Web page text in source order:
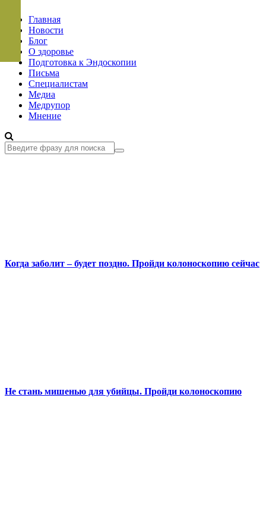
Главная
Новости
Блог
О здоровье
Подготовка к Эндоскопии
Письма
Специалистам
Медиа
Медрупор
Мнение
Когда заболит – будет поздно. Пройди колоноскопию сейчас
Не стань мишенью для убийцы. Пройди колоноскопию